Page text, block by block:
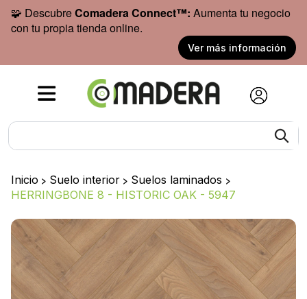
🧩 DescubreComadera Connect™: Aumenta tu negocio
con tu propia tienda online.
Ver más información
Inicio > Suelo interior > Suelos laminados >
HERRINGBONE 8 - HISTORIC OAK - 5947